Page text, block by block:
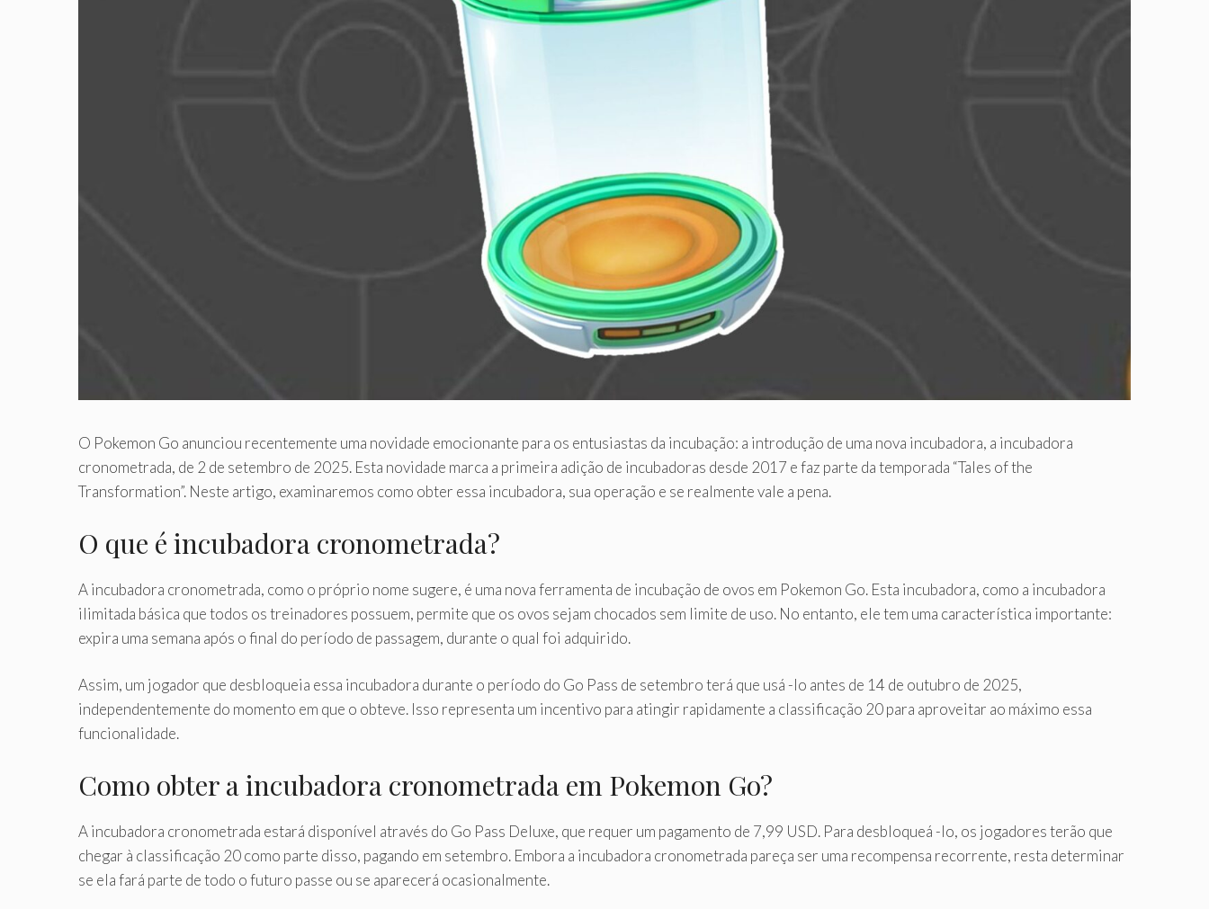
O Pokemon Go anunciou recentemente uma novidade emocionante para os entusiastas da incubação: a introdução de uma nova incubadora, a incubadora
cronometrada, de 2 de setembro de 2025. Esta novidade marca a primeira adição de incubadoras desde 2017 e faz parte da temporada “Tales of the
Transformation”. Neste artigo, examinaremos como obter essa incubadora, sua operação e se realmente vale a pena.
O que é incubadora cronometrada?
A incubadora cronometrada, como o próprio nome sugere, é uma nova ferramenta de incubação de ovos em Pokemon Go. Esta incubadora, como a incubadora
ilimitada básica que todos os treinadores possuem, permite que os ovos sejam chocados sem limite de uso. No entanto, ele tem uma característica importante:
expira uma semana após o final do período de passagem, durante o qual foi adquirido.
Assim, um jogador que desbloqueia essa incubadora durante o período do Go Pass de setembro terá que usá -lo antes de 14 de outubro de 2025,
independentemente do momento em que o obteve. Isso representa um incentivo para atingir rapidamente a classificação 20 para aproveitar ao máximo essa
funcionalidade.
Como obter a incubadora cronometrada em Pokemon Go?
A incubadora cronometrada estará disponível através do Go Pass Deluxe, que requer um pagamento de 7,99 USD. Para desbloqueá -lo, os jogadores terão que
chegar à classificação 20 como parte disso, pagando em setembro. Embora a incubadora cronometrada pareça ser uma recompensa recorrente, resta determinar
se ela fará parte de todo o futuro passe ou se aparecerá ocasionalmente.